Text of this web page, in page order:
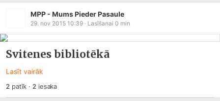
MPP - Mums Pieder Pasaule
29. nov 2015 10:39 · Lasīšanai 0 min
Svitenes bibliotēkā
Lasīt vairāk
2 patīk · 2 iesaka